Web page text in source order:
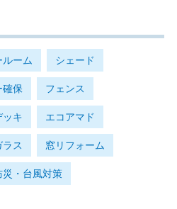
ルーム シェード
確保 フェンス
ッキ エコアマド
ス 窓リフォーム
災・台風対策